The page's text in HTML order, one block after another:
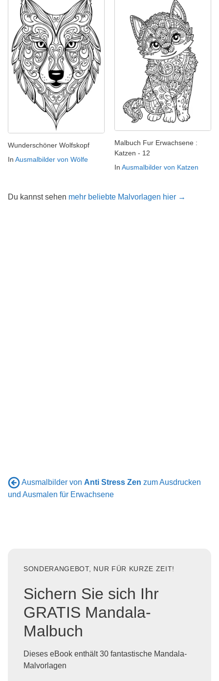
Wunderschöner Wolfskopf
In Ausmalbilder von Wölfe
Malbuch Fur Erwachsene :
Katzen - 12
In Ausmalbilder von Katzen
Du kannst sehen mehr beliebte Malvorlagen hier →
Ausmalbilder von Anti Stress Zen zum Ausdrucken
und Ausmalen für Erwachsene
SONDERANGEBOT, NUR FÜR KURZE ZEIT!
Sichern Sie sich Ihr
GRATIS Mandala-
Malbuch
Dieses eBook enthält 30 fantastische Mandala-
Malvorlagen